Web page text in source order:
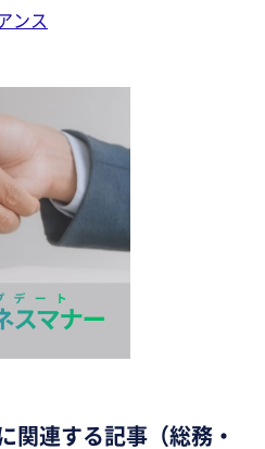
ンス
関連する記事（総務・